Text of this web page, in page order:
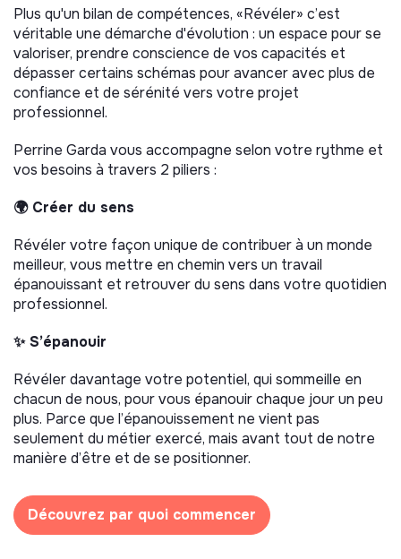
Plus qu'un bilan de compétences, «Révéler» c’est
véritable une démarche d'évolution : un espace pour se
valoriser, prendre conscience de vos capacités et
dépasser certains schémas pour avancer avec plus de
confiance et de sérénité vers votre projet
professionnel.
Perrine Garda vous accompagne selon votre rythme et
vos besoins à travers 2 piliers :
🌍 Créer du sens
Révéler votre façon unique de contribuer à un monde
meilleur, vous mettre en chemin vers un travail
épanouissant et retrouver du sens dans votre quotidien
professionnel.
✨ S’épanouir
Révéler davantage votre potentiel, qui sommeille en
chacun de nous, pour vous épanouir chaque jour un peu
plus. Parce que l’épanouissement ne vient pas
seulement du métier exercé, mais avant tout de notre
manière d’être et de se positionner.
Découvrez par quoi commencer